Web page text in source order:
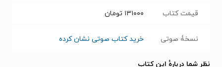
قیمت کتاب ۱۳۱۰۰۰ تومان
نسخۀ صوتی خرید کتاب صوتی نشان کرده
نظر شما دربارهٔ این کتاب